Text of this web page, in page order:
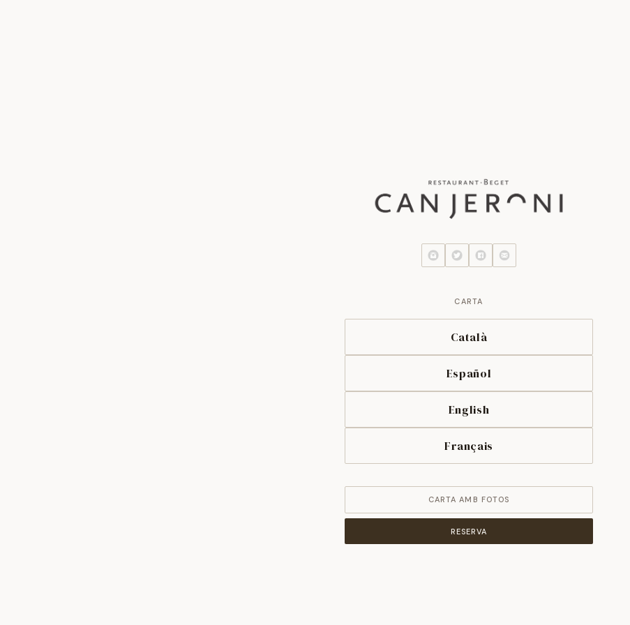
CARTA
Català
Español
English
Français
CARTA AMB FOTOS
RESERVA